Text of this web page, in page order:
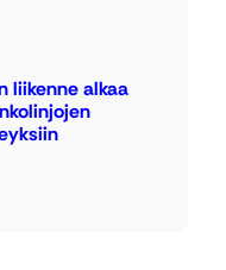
liikenne alkaa